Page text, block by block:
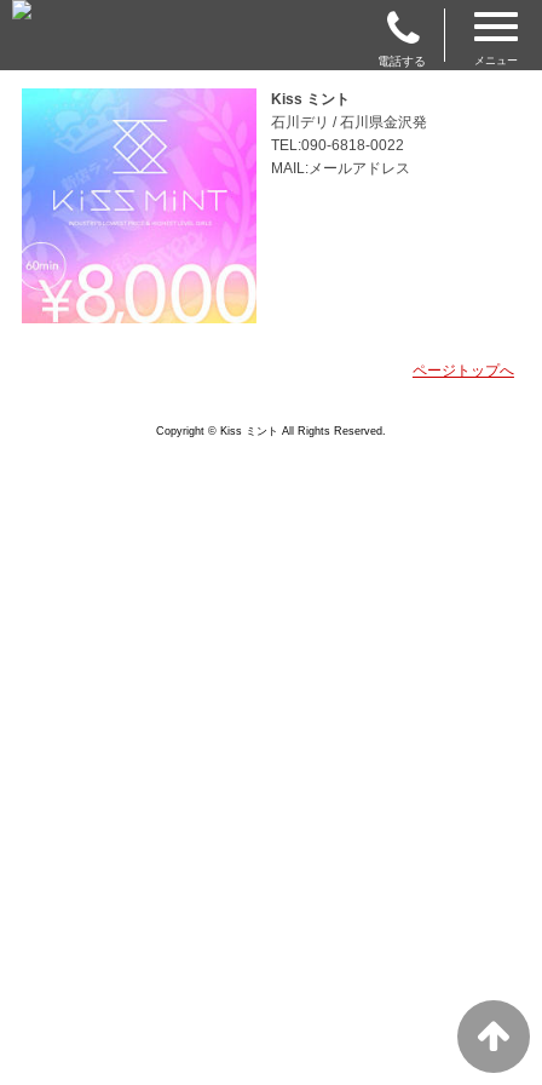
電話する メニュー
Kiss ミント
石川デリ / 石川県金沢発
TEL:090-6818-0022
MAIL:メールアドレス
ページトップへ
Copyright © Kiss ミント All Rights Reserved.